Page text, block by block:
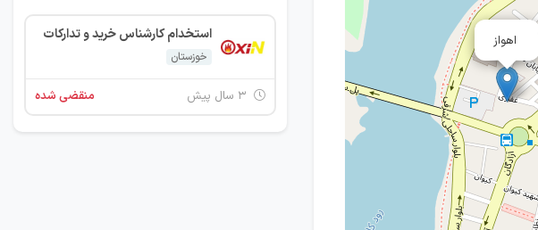
اهواز استخدام کارشناس خرید و تدارکات
خوزستان
منقضی شده